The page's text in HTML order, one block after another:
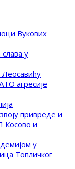
Вукових
у
агресије
привреде и
Косово и
у
Топличког